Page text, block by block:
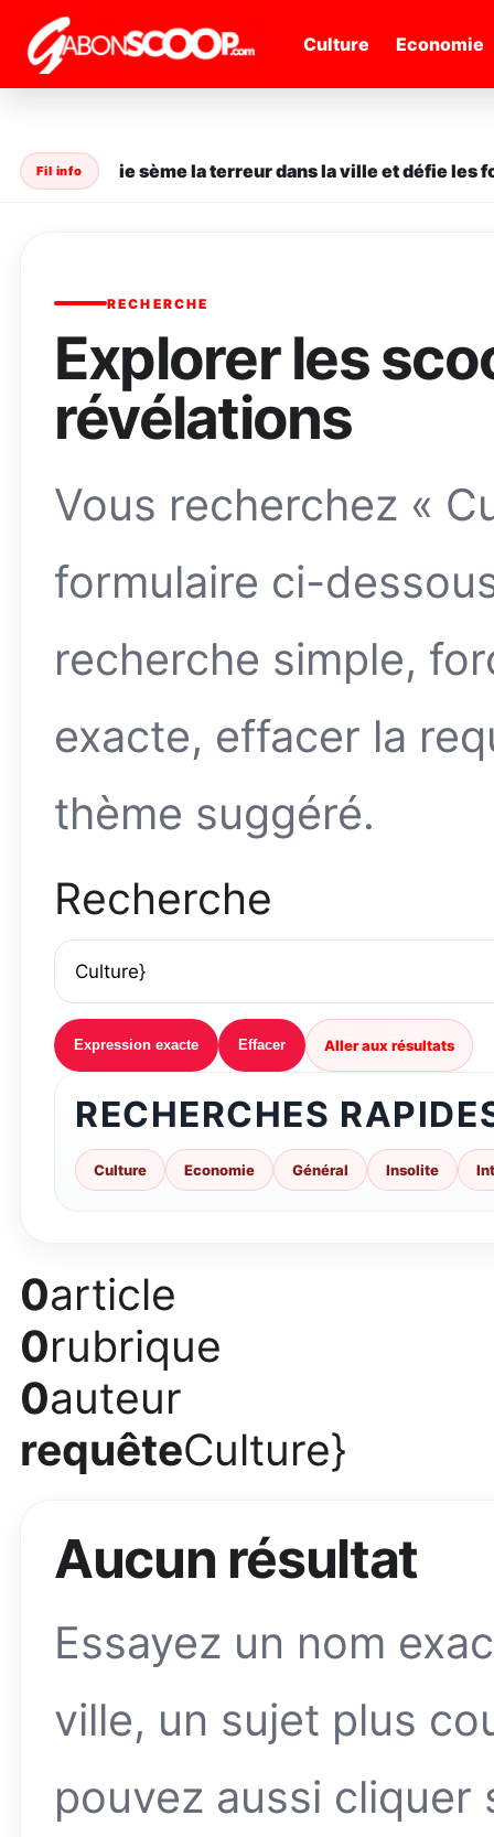
" /> Culture Economie
Fil info
en série sème la terreur dans la ville et défie les
RECHERCHE
Explorer les
révélations
Vous recherchez «
formulaire ci-
recherche simple,
exacte, effacer la
thème suggéré.
Recherche
Expression exacte Effacer Aller aux résultats
RECHERCHES
Culture Economie Général Insolite
0article
0rubrique
0auteur
requêteCulture}
Aucun résultat
Essayez un nom
ville, un sujet plus
pouvez aussi